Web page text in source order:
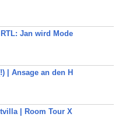
Jan wird Mode
| Ansage an den H
| Room Tour X